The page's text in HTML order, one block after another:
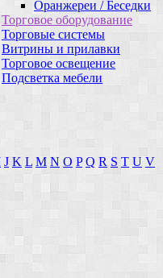
Оранжереи / Беседки
Торговое оборудование
Торговые системы
Витрины и прилавки
Торговое освещение
Подсветка мебели
J K L M N O P Q R S T U V